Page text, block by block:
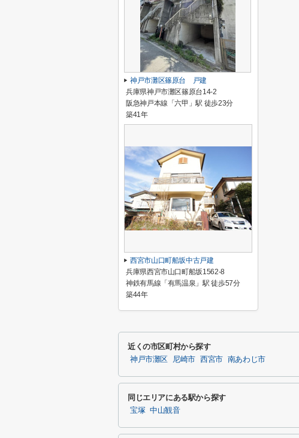
神戸市灘区篠原台 戸建
兵庫県神戸市灘区篠原台14-2
阪急神戸本線「六甲」駅 徒歩23分
築41年
西宮市山口町船坂中古戸建
兵庫県西宮市山口町船坂1562-8
神鉄有馬線「有馬温泉」駅 徒歩57分
築44年
近くの市区町村から探す
神戸市灘区 尼崎市 西宮市 南あわじ市
同じエリアにある駅から探す
宝塚 中山観音